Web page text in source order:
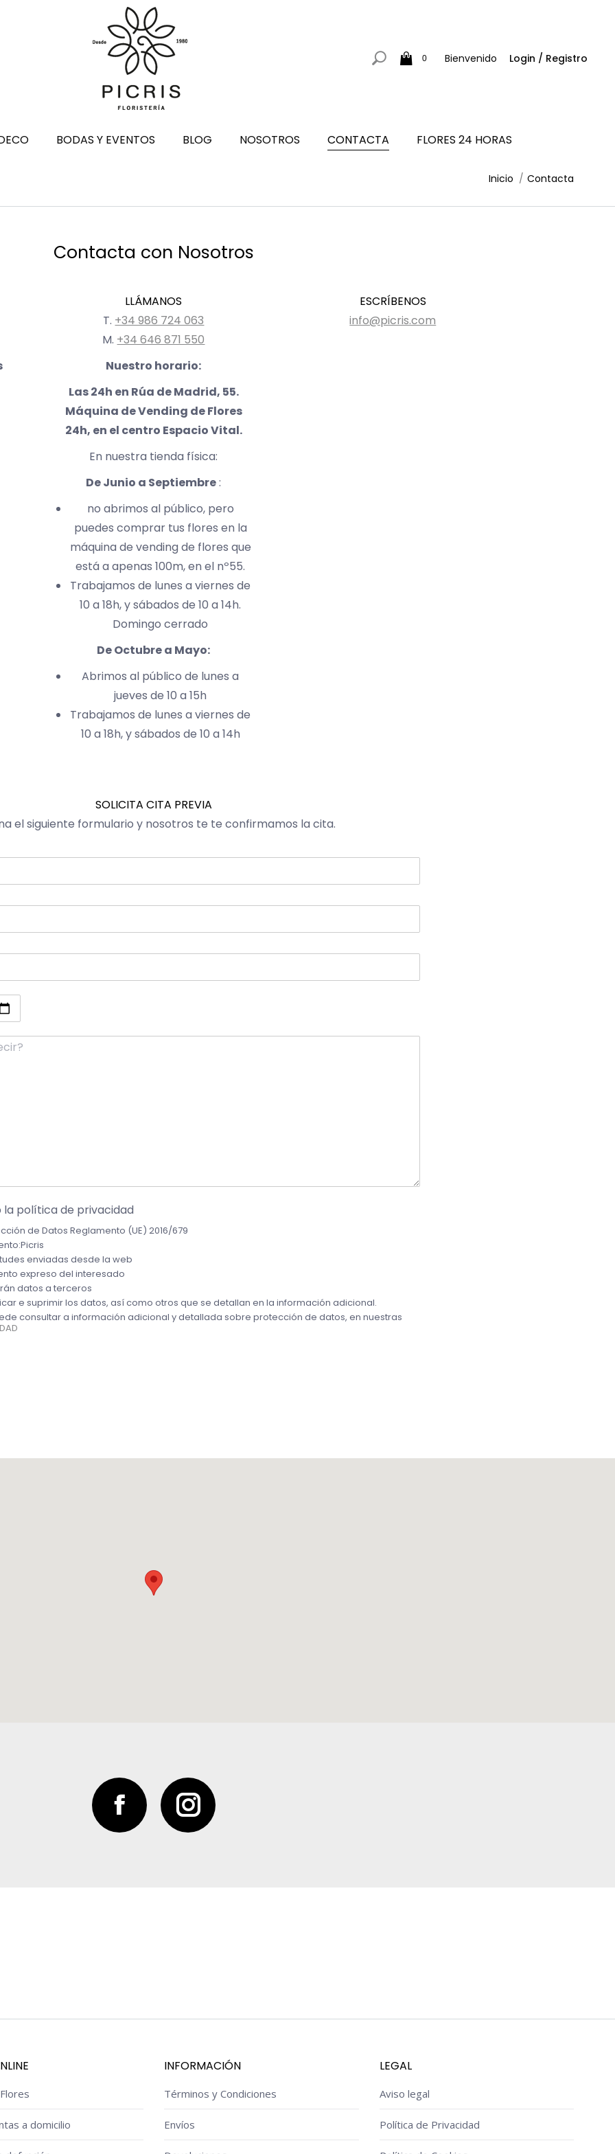
0 Bienvenido Login / Registro
BODAS Y EVENTOS BLOG NOSOTROS CONTACTA FLORES 24 HORAS
Estás aquí:
Inicio Contacta
Contacta con Nosotros
LLÁMANOS
T. +34 986 724 063
M. +34 646 871 550
Nuestro horario:
Las 24h en Rúa de Madrid, 55.
Máquina de Vending de Flores
24h, en el centro Espacio Vital.
En nuestra tienda física:
De Junio a Septiembre:
no abrimos al público, pero
puedes comprar tus flores en la
máquina de vending de flores que
está a apenas 100m, en el nº55.
Trabajamos de lunes a viernes de
10 a 18h, y sábados de 10 a 14h.
Domingo cerrado
De Octubre a Mayo:
Abrimos al público de lunes a
jueves de 10 a 15h
Trabajamos de lunes a viernes de
10 a 18h, y sábados de 10 a 14h
ESCRÍBENOS
info@picris.com
SOLICITA CITA PREVIA
el siguiente formulario y nosotros te te confirmamos la cita.
la política de privacidad
de Datos Reglamento (UE) 2016/679
Picris
enviadas desde la web
expreso del interesado
datos a terceros
e suprimir los datos, así como otros que se detallan en la información adicional.
consultar a información adicional y detallada sobre protección de datos, en nuestras
FacebookInstagram
a domicilio
INFORMACIÓN
Términos y Condiciones
Envíos
LEGAL
Aviso legal
Política de Privacidad